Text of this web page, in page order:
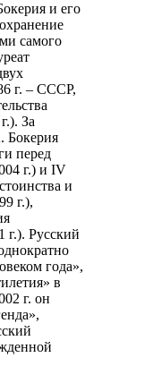
и его
самого
г. – СССР,
За
Бокерия
перед
г.) и IV
и
г.),
г.). Русский
года»,
в
г. он